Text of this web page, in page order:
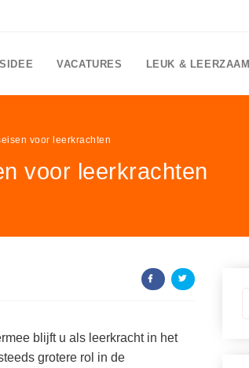
VACATURES LEUK & LEERZAAM
voor leerkrachten
voor leerkrachten
blijft u als leerkracht in het
grotere rol in de